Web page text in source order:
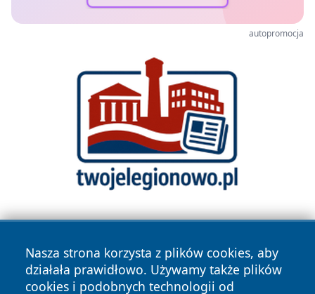
autopromocja
Nasza strona korzysta z plików cookies, aby
działała prawidłowo. Używamy także plików
cookies i podobnych technologii od